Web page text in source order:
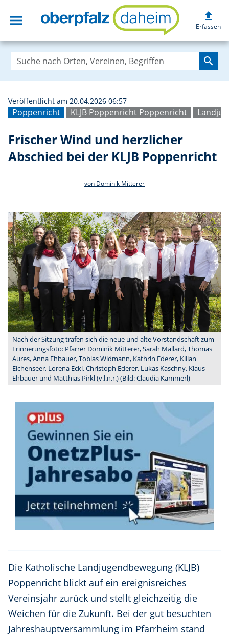
menu Frischer Wind
upload
Erfassen
search
Poppenricht KLJB Poppenricht Poppenricht
Veröffentlicht am 20.04.2026 06:57
Frischer Wind und herzlicher
Abschied bei der KLJB Poppenricht
von Dominik Mitterer
Nach der Sitzung trafen sich die neue und alte Vorstandschaft zum
Erinnerungsfoto: Pfarrer Dominik Mitterer, Sarah Mallard, Thomas
Aures, Anna Ehbauer, Tobias Widmann, Kathrin Ederer, Kilian
Eichenseer, Lorena Eckl, Christoph Ederer, Lukas Kaschny, Klaus
Ehbauer und Matthias Pirkl (v.l.n.r.) (Bild: Claudia Kammerl)
Die Katholische Landjugendbewegung (KLJB)
Poppenricht blickt auf ein ereignisreiches
Vereinsjahr zurück und stellt gleichzeitig die
Weichen für die Zukunft. Bei der gut besuchten
Jahreshauptversammlung im Pfarrheim stand